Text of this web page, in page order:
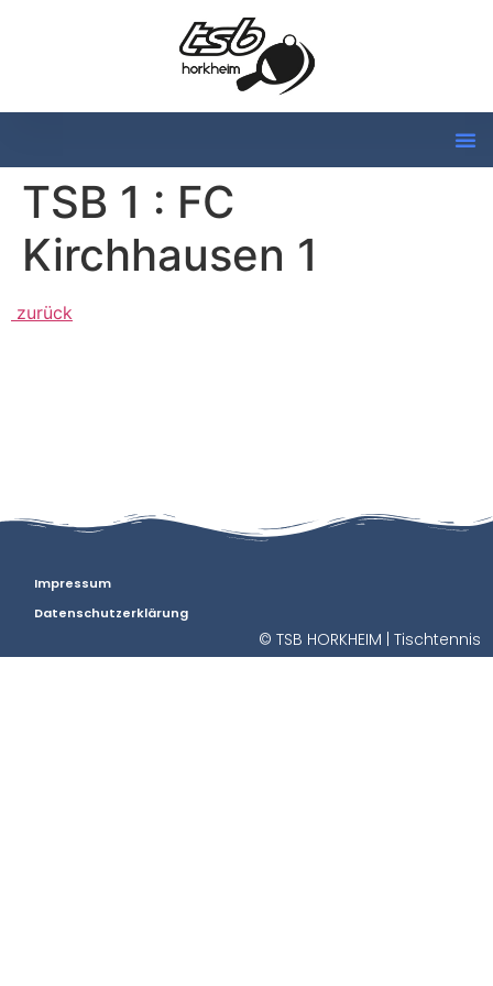
TSB 1 : FC
Kirchhausen 1
zurück
Impressum
Datenschutzerklärung
© TSB HORKHEIM | Tischtennis